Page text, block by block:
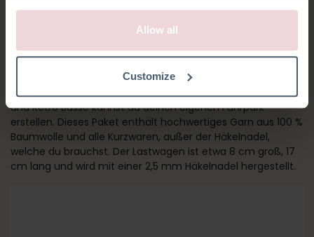
Allow all
Customize
LASTWAGEN
Zusammen mit dem Abschleppwagen, Feuerwehrwagen
und Retro Busse kannst du deinen eigenen Fuhrpark
erstellen. Dieses Paket enthält hochwertiges Garn aus 100 %
Baumwolle und alle Kurzwaren, außer der Häkelnadel,
welche du brauchst. Der Lastwagen ist etwa 8 cm groß, 17
cm lang und wird mit einer 2,5 mm Häkelnadel hergestellt.